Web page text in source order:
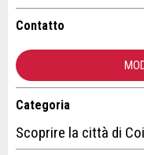
Il tuo feedback è
Feedback generale
Questo annuncio
Annuncio
Raccomando questo
Contatto
Contatto
Categoria
Scoprire la città di